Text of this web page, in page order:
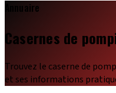
Annuaire
Casernes de
Trouvez le caserne de
et ses informations